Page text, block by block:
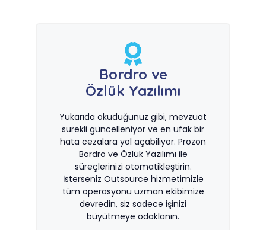
Bordro ve
Özlük Yazılımı
Yukarıda okuduğunuz gibi, mevzuat
sürekli güncelleniyor ve en ufak bir
hata cezalara yol açabiliyor. Prozon
Bordro ve Özlük Yazılımı ile
süreçlerinizi otomatikleştirin.
İsterseniz Outsource hizmetimizle
tüm operasyonu uzman ekibimize
devredin, siz sadece işinizi
büyütmeye odaklanın.